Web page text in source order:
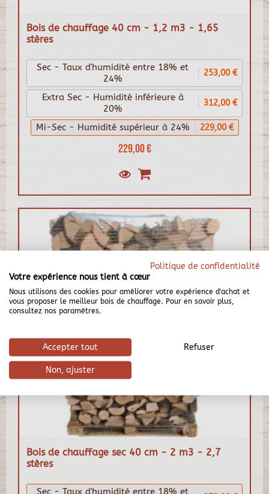
Bois de chauffage 40 cm - 1,2 m3 - 1,65
stères
229,00 €
Sec - Taux d'humidité entre 18% et
24%
253,00 €
Extra Sec - Humidité inférieure à
20%
312,00 €
Mi-Sec - Humidité supérieur à 24% 229,00 €
Bois de chauffage sec 40 cm - 2 m3 - 2,7
stères
Sec - Taux d'humidité entre 18% et
Politique de confidentialité
Votre expérience nous tient à cœur
Nous utilisons des cookies pour améliorer votre expérience d'achat et
vous proposer le meilleur bois de chauffage. Pour en savoir plus,
consultez nos paramètres.
Accepter tout Refuser
Non, ajuster